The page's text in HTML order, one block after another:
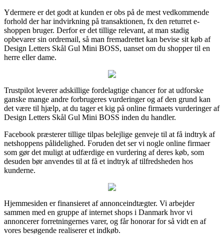
Ydermere er det godt at kunden er obs på de mest vedkommende
forhold der har indvirkning på transaktionen, fx den returret e-
shoppen bruger. Derfor er det tillige relevant, at man stadig
opbevarer sin ordremail, så man fremadrettet kan bevise sit køb af
Design Letters Skål Gul Mini BOSS, uanset om du shopper til en
herre eller dame.
Trustpilot leverer adskillige fordelagtige chancer for at udforske
ganske mange andre forbrugeres vurderinger og af den grund kan
det være til hjælp, at du tager et kig på online firmaets vurderinger af
Design Letters Skål Gul Mini BOSS inden du handler.
Facebook præsterer tillige tilpas belejlige genveje til at få indtryk af
netshoppens pålidelighed. Foruden det ser vi nogle online firmaer
som gør det muligt at udfærdige en vurdering af deres køb, som
desuden bør anvendes til at få et indtryk af tilfredsheden hos
kunderne.
Hjemmesiden er finansieret af annonceindtægter. Vi arbejder
sammen med en gruppe af internet shops i Danmark hvor vi
annoncerer forretningernes varer, og får honorar for så vidt en af
vores besøgende realiserer et indkøb.